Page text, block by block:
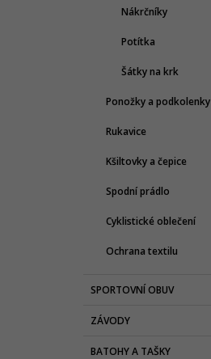
Nákrčníky
Potítka
Šátky na krk
Ponožky a podkolenky
Rukavice
Kšiltovky a čepice
Spodní prádlo
Cyklistické oblečení
Ochrana textilu
SPORTOVNÍ OBUV
ZÁVODY
BATOHY A TAŠKY